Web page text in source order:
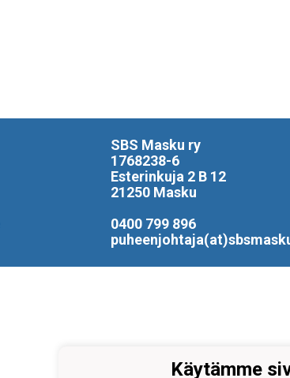
SBS Masku ry
1768238-6
Esterinkuja 2 B 12
21250 Masku
0400 799 896
Käytämme